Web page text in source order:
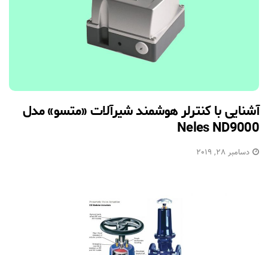
آشنایی با کنترلر هوشمند شیرآلات «متسو» مدل
Neles ND9000
دسامبر 28, 2019